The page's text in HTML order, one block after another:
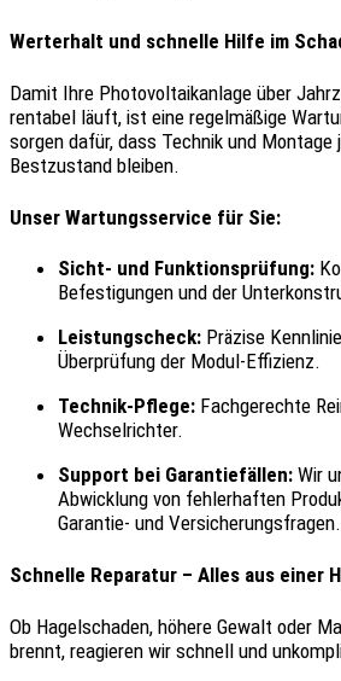
Werterhalt und schnelle Hilfe im
Damit Ihre Photovoltaikanlage über
rentabel läuft, ist eine regelmäßige
sorgen dafür, dass Technik und Montage
Bestzustand bleiben.
Unser Wartungsservice für Sie:
Sicht- und Funktionsprüfung:
Befestigungen und der
Leistungscheck: Präzise
Überprüfung der Modul-Effizienz.
Technik-Pflege: Fachgerechte
Wechselrichter.
Support bei Garantiefällen: Wir
Abwicklung von fehlerhaften
Garantie- und Versicherungsfragen.
Schnelle Reparatur – Alles aus einer
Ob Hagelschaden, höhere Gewalt oder
brennt, reagieren wir schnell und